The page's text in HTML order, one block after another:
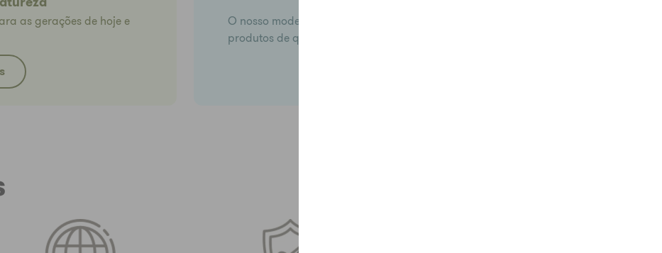
as gerações de hoje e
O nosso modelo de negócio acompanha os tempos e assenta em
produtos de qualidade